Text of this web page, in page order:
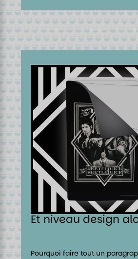
Et niveau design
Pourquoi faire tout un